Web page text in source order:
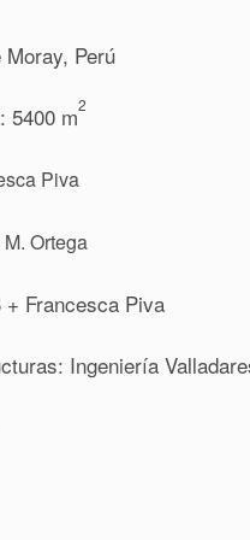
Perú
5400 m2
Piva
Ortega
Francesca Piva
Ingeniería